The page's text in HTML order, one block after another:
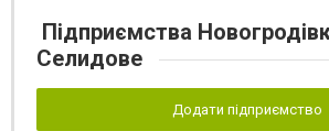
Підприємства
Селидове
Додати підприємство